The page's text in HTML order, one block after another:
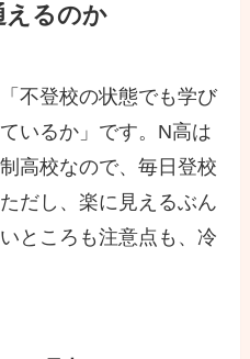
えるのか
不登校の状態でも学び
いるか」です。N高は
高校なので、毎日登校
だし、楽に見えるぶん
ところも注意点も、冷